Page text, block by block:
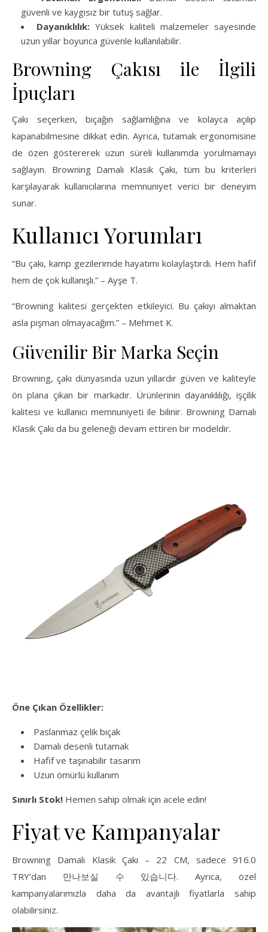
güvenli ve kaygısız bir tutuş sağlar.
Dayanıklılık: Yüksek kaliteli malzemeler sayesinde
uzun yıllar boyunca güvenle kullanılabilir.
Browning Çakısı ile İlgili
İpuçları
Çakı seçerken, bıçağın sağlamlığına ve kolayca açılıp
kapanabilmesine dikkat edin. Ayrıca, tutamak ergonomisine
de özen göstererek uzun süreli kullanımda yorulmamayı
sağlayın. Browning Damalı Klasik Çakı, tüm bu kriterleri
karşılayarak kullanıcılarına memnuniyet verici bir deneyim
sunar.
Kullanıcı Yorumları
“Bu çakı, kamp gezilerimde hayatımı kolaylaştırdı. Hem hafif
hem de çok kullanışlı.” – Ayşe T.
“Browning kalitesi gerçekten etkileyici. Bu çakıyı almaktan
asla pişman olmayacağım.” – Mehmet K.
Güvenilir Bir Marka Seçin
Browning, çakı dünyasında uzun yıllardır güven ve kaliteyle
ön plana çıkan bir markadır. Ürünlerinin dayanıklılığı, işçilik
kalitesi ve kullanıcı memnuniyeti ile bilinir. Browning Damalı
Klasik Çakı da bu geleneği devam ettiren bir modeldir.
Öne Çıkan Özellikler:
Paslanmaz çelik bıçak
Damalı desenli tutamak
Hafif ve taşınabilir tasarım
Uzun ömürlü kullanım
Sınırlı Stok! Hemen sahip olmak için acele edin!
Fiyat ve Kampanyalar
Browning Damalı Klasik Çakı – 22 CM, sadece 916.0
TRY’dan 만나보실 수 있습니다. Ayrıca, özel
kampanyalarımızla daha da avantajlı fiyatlarla sahip
olabilirsiniz.